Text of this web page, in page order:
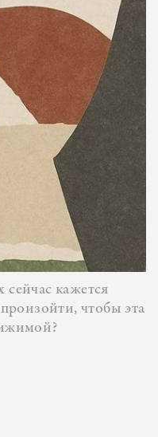
сейчас кажется
чтобы эта